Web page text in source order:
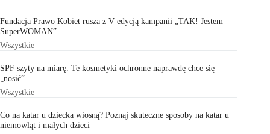
Fundacja Prawo Kobiet rusza z V edycją kampanii „TAK! Jestem
SuperWOMAN”
Wszystkie
SPF szyty na miarę. Te kosmetyki ochronne naprawdę chce się
„nosić”.
Wszystkie
Co na katar u dziecka wiosną? Poznaj skuteczne sposoby na katar u
niemowląt i małych dzieci